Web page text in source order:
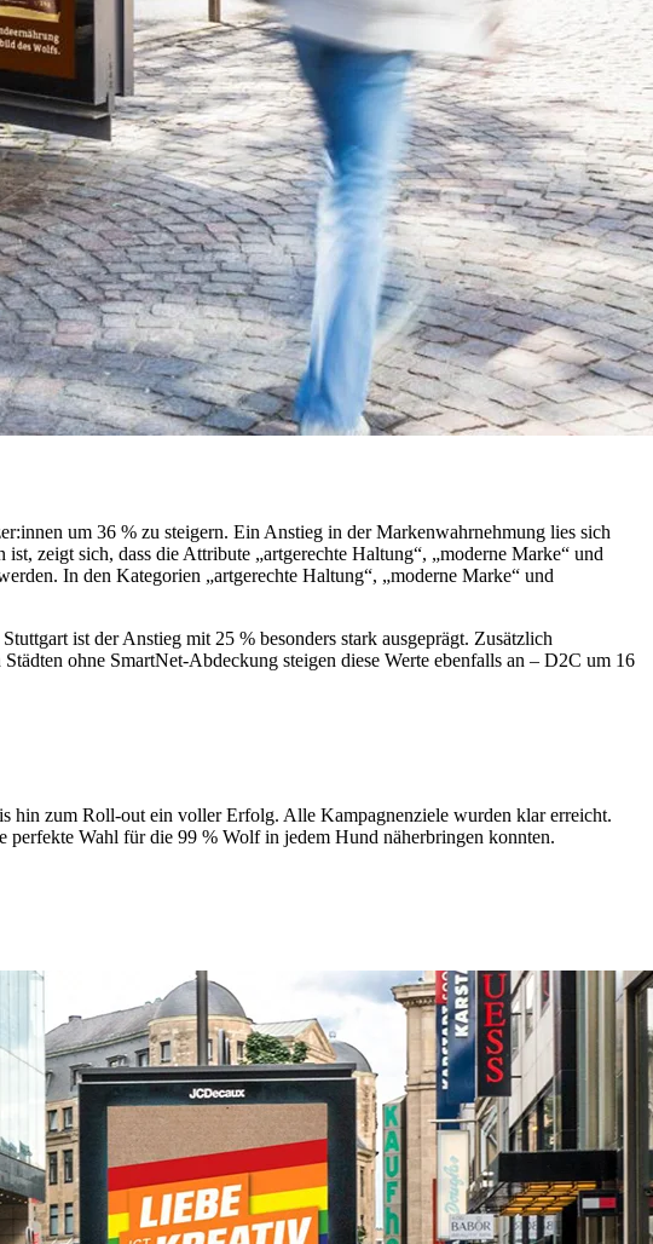
um 36 % zu steigern. Ein Anstieg in der Markenwahrnehmung lies sich
zeigt sich, dass die Attribute „artgerechte Haltung“, „moderne Marke“ und
In den Kategorien „artgerechte Haltung“, „moderne Marke“ und
ist der Anstieg mit 25 % besonders stark ausgeprägt. Zusätzlich
ohne SmartNet-Abdeckung steigen diese Werte ebenfalls an – D2C um 16
hin zum Roll-out ein voller Erfolg. Alle Kampagnenziele wurden klar erreicht.
Wahl für die 99 % Wolf in jedem Hund näherbringen konnten.